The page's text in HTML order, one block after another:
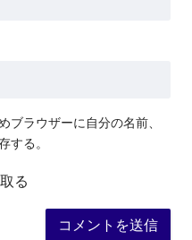
ブラウザーに自分の名前、
する。
る